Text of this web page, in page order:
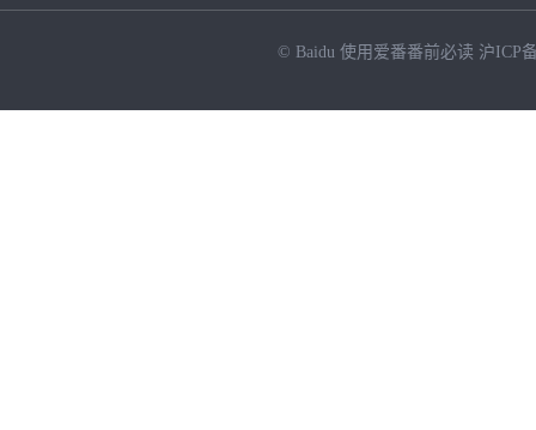
© Baidu 使用爱番番前必读 沪ICP